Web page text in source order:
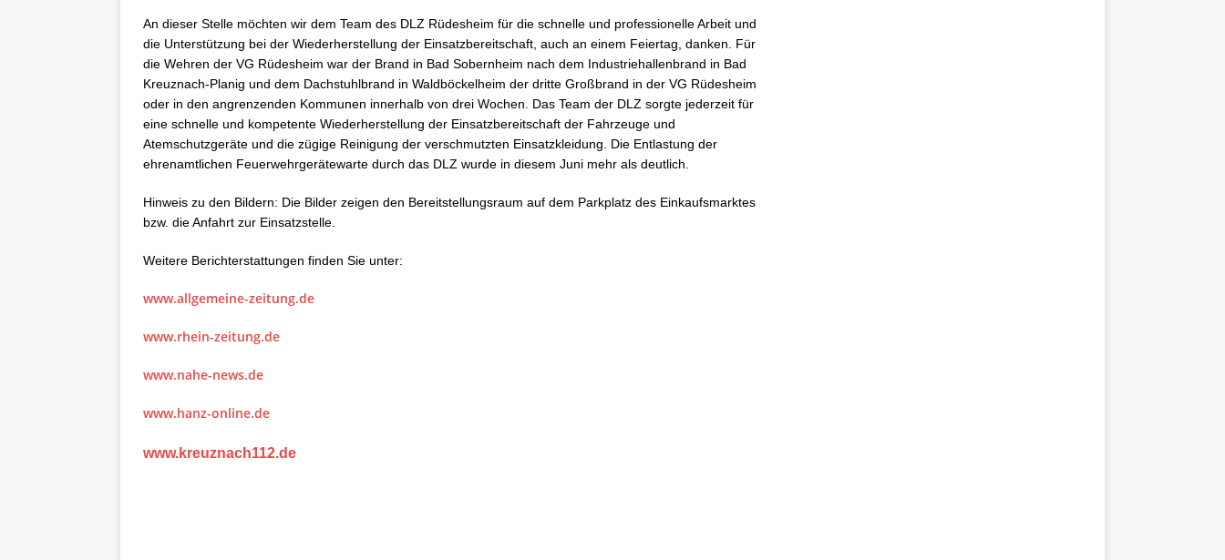
An dieser Stelle möchten wir dem Team des DLZ Rüdesheim für die schnelle und professionelle Arbeit und
die Unterstützung bei der Wiederherstellung der Einsatzbereitschaft, auch an einem Feiertag, danken. Für
die Wehren der VG Rüdesheim war der Brand in Bad Sobernheim nach dem Industriehallenbrand in Bad
Kreuznach-Planig und dem Dachstuhlbrand in Waldböckelheim der dritte Großbrand in der VG Rüdesheim
oder in den angrenzenden Kommunen innerhalb von drei Wochen. Das Team der DLZ sorgte jederzeit für
eine schnelle und kompetente Wiederherstellung der Einsatzbereitschaft der Fahrzeuge und
Atemschutzgeräte und die zügige Reinigung der verschmutzten Einsatzkleidung. Die Entlastung der
ehrenamtlichen Feuerwehrgerätewarte durch das DLZ wurde in diesem Juni mehr als deutlich.
Hinweis zu den Bildern: Die Bilder zeigen den Bereitstellungsraum auf dem Parkplatz des Einkaufsmarktes
bzw. die Anfahrt zur Einsatzstelle.
Weitere Berichterstattungen finden Sie unter:
www.allgemeine-zeitung.de
www.rhein-zeitung.de
www.nahe-news.de
www.hanz-online.de
www.kreuznach112.de